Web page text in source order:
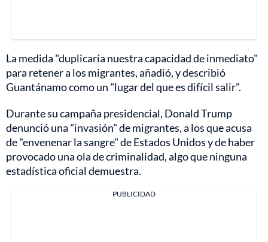
La medida "duplicaría nuestra capacidad de inmediato"
para retener a los migrantes, añadió, y describió
Guantánamo como un "lugar del que es difícil salir".
Durante su campaña presidencial, Donald Trump
denunció una "invasión" de migrantes, a los que acusa
de "envenenar la sangre" de Estados Unidos y de haber
provocado una ola de criminalidad, algo que ninguna
estadística oficial demuestra.
PUBLICIDAD